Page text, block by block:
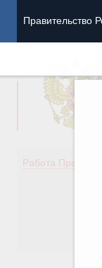
Правительство
Работа